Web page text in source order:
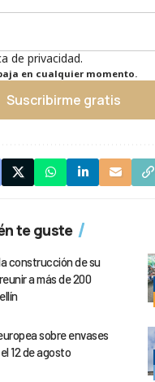
de privacidad.
en cualquier momento.
Suscribirme gratis
te guste
construcción de su
a más de 200
sobre envases
12 de agosto